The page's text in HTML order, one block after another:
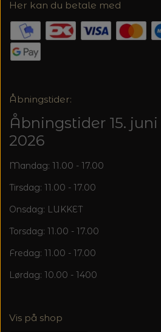
Her kan du betale med
Åbningstider:
Åbningstider 15. juni
2026
Mandag: 11.00 - 17.00
Tirsdag: 11.00 - 17.00
Onsdag: LUKKET
Torsdag: 11.00 - 17.00
Fredag: 11.00 - 17.00
Lørdag: 10.00 - 1400
Vis på shop